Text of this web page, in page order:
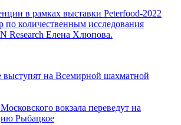
в рамках выставки Peterfood-2022
по количественным исследования
Research Елена Хлюпова.
на Всемирной шахматной
вокзала переведут на
Рыбацкое